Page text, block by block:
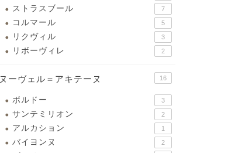
ストラスブール 7
コルマール 5
リクヴィル 3
リボーヴィレ 2
ヌーヴェル＝アキテーヌ 16
ボルドー 3
サンテミリオン 2
アルカション 1
バイヨンヌ 2